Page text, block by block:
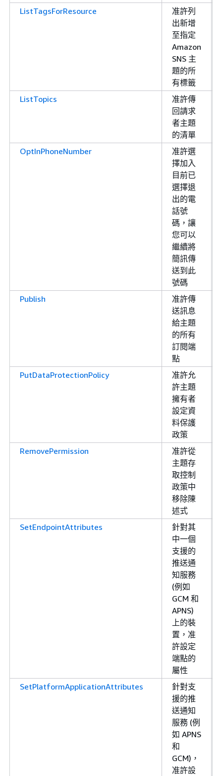
ListTagsForResource
准許列
出新增
至指定
Amazon
SNS 主
題的所
有標籤
ListTopics
准許傳
回請求
者主題
的清單
OptInPhoneNumber
准許選
擇加入
目前已
選擇退
出的電
話號
碼，讓
您可以
繼續將
簡訊傳
送到此
號碼
Publish
准許傳
送訊息
給主題
的所有
訂閱端
點
PutDataProtectionPolicy
准許允
許主題
擁有者
設定資
料保護
政策
RemovePermission
准許從
主題存
取控制
政策中
移除陳
述式
SetEndpointAttributes
針對其
中一個
支援的
推送通
知服務
(例如
GCM 和
APNS)
上的裝
置，准
許設定
端點的
屬性
SetPlatformApplicationAttributes
針對支
援的推
送通知
服務 (例
如 APNS
和
GCM)，
准許設